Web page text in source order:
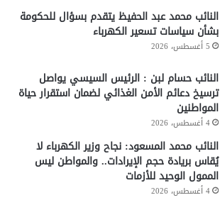
النائب محمد عبد الحفيظ يتقدم بسؤال للحكومة
بشأن سياسات تسعير الكهرباء
5 أغسطس، 2026
النائب حسام لبن : الرئيس السيسي يواصل
ترسيخ دعائم الأمن الغذائي لضمان استقرار حياة
المواطنين
4 أغسطس، 2026
النائب محمد المسعود: نجاح وزير الكهرباء لا
يُقاس بريادة حجم الإيرادات.. والمواطن ليس
الممول الوحيد للأزمات
4 أغسطس، 2026